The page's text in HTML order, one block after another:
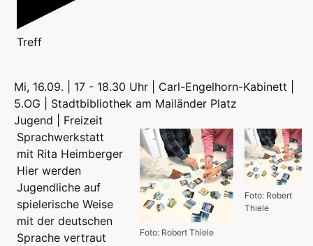
Treff
Mi, 16.09. | 17 - 18.30 Uhr | Carl-Engelhorn-Kabinett |
5.OG | Stadtbibliothek am Mailänder Platz
Jugend | Freizeit
Foto: Robert
Thiele
Foto: Robert Thiele
Sprachwerkstatt
mit Rita Heimberger
Hier werden
Jugendliche auf
spielerische Weise
mit der deutschen
Sprache vertraut